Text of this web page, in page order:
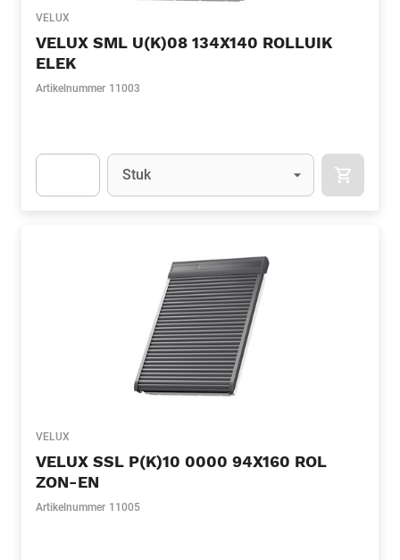
VELUX
VELUX SML U(K)08 134X140 ROLLUIK
ELEK
Artikelnummer 11003
Eenheid
Stuk
VELUX
VELUX SSL P(K)10 0000 94X160 ROL
ZON-EN
Artikelnummer 11005